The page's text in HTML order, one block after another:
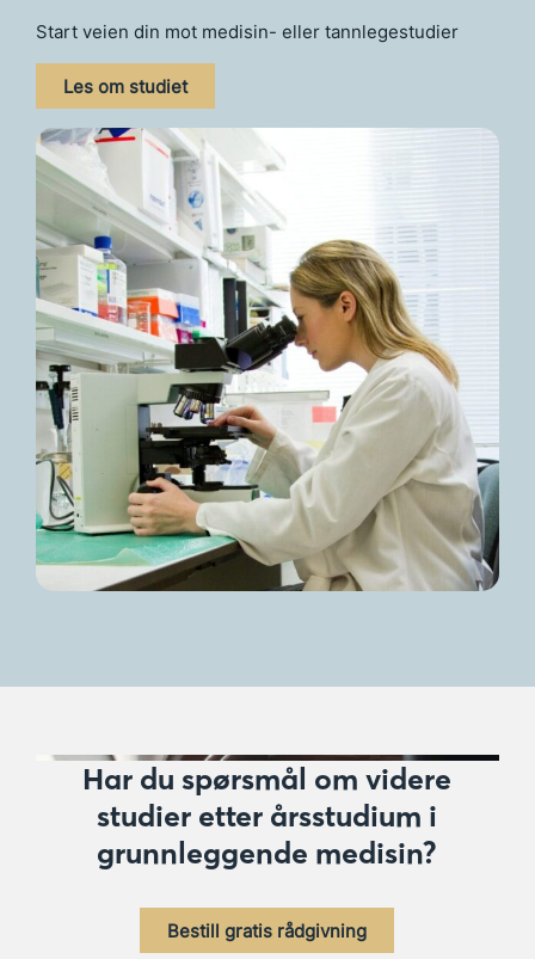
Start veien din mot medisin- eller tannlegestudier
Les om studiet
Har du spørsmål om videre
studier etter årsstudium i
grunnleggende medisin?
Bestill gratis rådgivning